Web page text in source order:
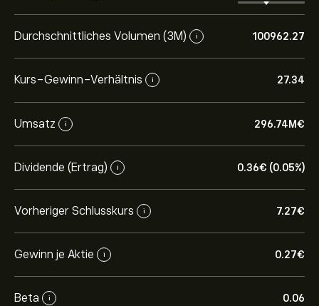
Durchschnittliches Volumen (3M) i 100962.27
Kurs-Gewinn-Verhältnis i 27.34
Umsatz i 296.74M‎€‎
Dividende (Ertrag) i 0.36‎€‎ (0.05%)
Vorheriger Schlusskurs i 7.27‎€‎
Gewinn je Aktie i 0.27‎€‎
Beta i 0.06